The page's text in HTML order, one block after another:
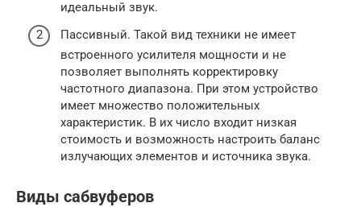
идеальный звук.
Пассивный. Такой вид техники не имеет
встроенного усилителя мощности и не
позволяет выполнять корректировку
частотного диапазона. При этом устройство
имеет множество положительных
характеристик. В их число входит низкая
стоимость и возможность настроить баланс
излучающих элементов и источника звука.
Виды сабвуферов